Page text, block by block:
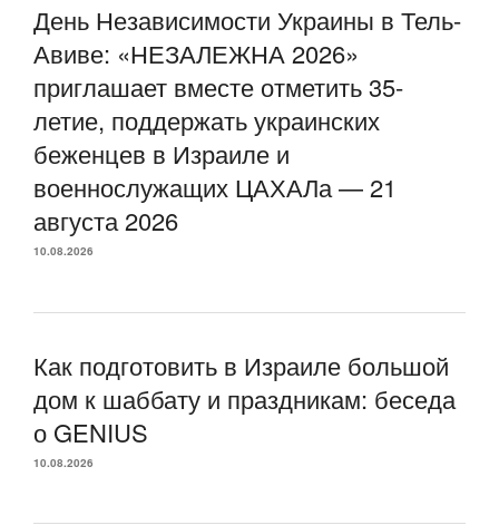
День Независимости Украины в Тель-
Авиве: «НЕЗАЛЕЖНА 2026»
приглашает вместе отметить 35-
летие, поддержать украинских
беженцев в Израиле и
военнослужащих ЦАХАЛа — 21
августа 2026
10.08.2026
Как подготовить в Израиле большой
дом к шаббату и праздникам: беседа
о GENIUS
10.08.2026